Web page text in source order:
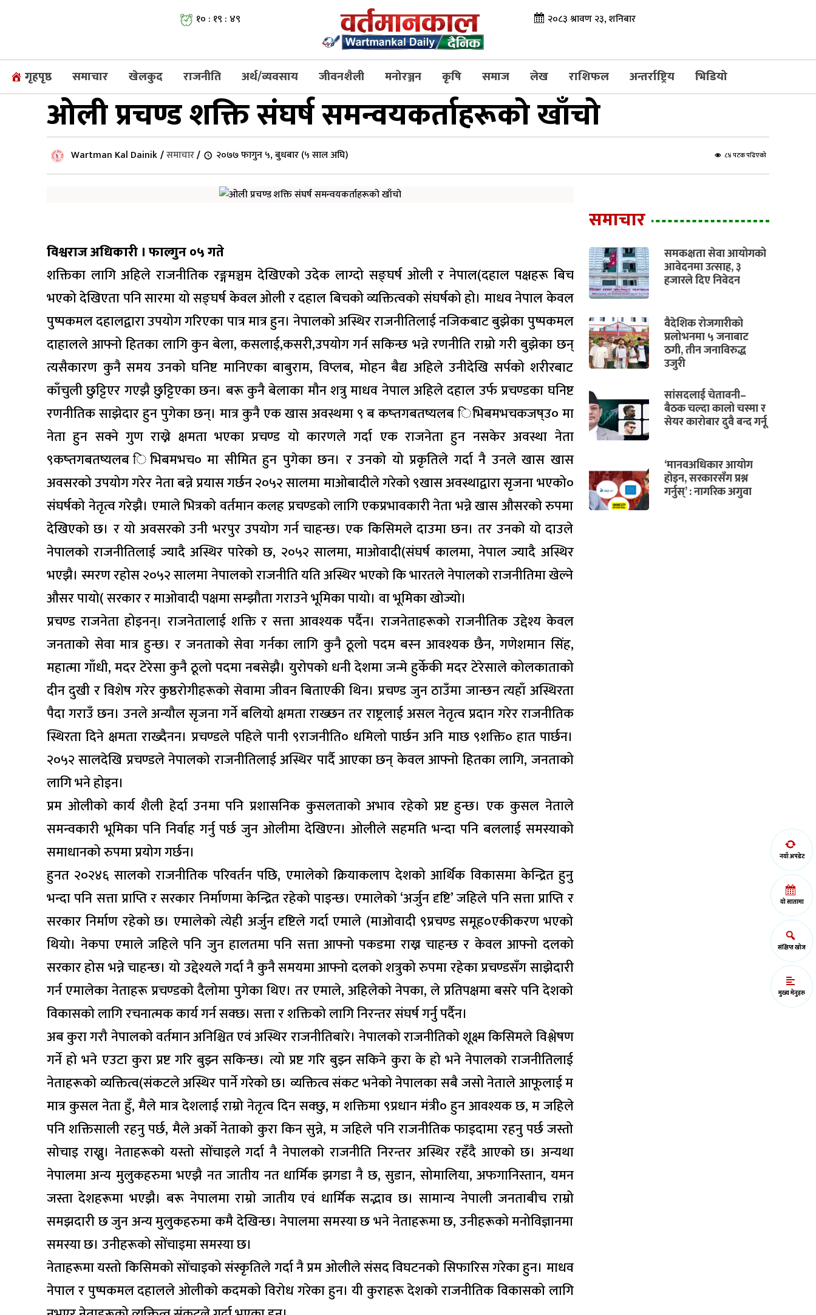
नयाँ अपडेट
यो सातामा
संक्षिप्त खोज
मुख्य मेनुहरु
१० : १९ : ५० २०८३ श्रावण २३, शनिबार
गृहपृष्ठ समाचार खेलकुद राजनीति अर्थ/व्यवसाय जीवनशैली मनोरञ्जन कृषि समाज लेख राशिफल अन्तर्राष्ट्रिय भिडियो
ओली प्रचण्ड शक्ति संघर्ष समन्वयकर्ताहरूको खाँचो
Wartman Kal Dainik/समाचार/ २०७७ फागुन ५, बुधबार (५ साल अघि) ८४ पटक पढिएको
विश्वराज अधिकारी । फाल्गुन ०५ गते
शक्तिका लागि अहिले राजनीतिक रङ्गमञ्चम देखिएको उदेक लाग्दो सङ्घर्ष ओली र नेपाल(दहाल पक्षहरू बिच
भएको देखिएता पनि सारमा यो सङ्घर्ष केवल ओली र दहाल बिचको व्यक्तित्वको संघर्षको हो। माधव नेपाल केवल
पुष्पकमल दहालद्वारा उपयोग गरिएका पात्र मात्र हुन। नेपालको अस्थिर राजनीतिलाई नजिकबाट बुझेका पुष्पकमल
दाहालले आफ्नो हितका लागि कुन बेला, कसलाई,कसरी,उपयोग गर्न सकिन्छ भन्ने रणनीति राम्रो गरी बुझेका छन्
त्यसैकारण कुनै समय उनको घनिष्ट मानिएका बाबुराम, विप्लब, मोहन बैद्य अहिले उनीदेखि सर्पको शरीरबाट
काँचुली छुट्टिएर गएझै छुट्टिएका छन। बरू कुनै बेलाका मौन शत्रु माधव नेपाल अहिले दहाल उर्फ प्रचण्डका घनिष्ट
रणनीतिक साझेदार हुन पुगेका छन्। मात्र कुनै एक खास अवस्थमा ९ ब कष्तगबतष्यलब िभिबमभचकजष्उ० मा
नेता हुन सक्ने गुण राख्ने क्षमता भएका प्रचण्ड यो कारणले गर्दा एक राजनेता हुन नसकेर अवस्था नेता
९कष्तगबतष्यलब िभिबमभच० मा सीमित हुन पुगेका छन। र उनको यो प्रकृतिले गर्दा नै उनले खास खास
अवसरको उपयोग गरेर नेता बन्ने प्रयास गर्छन २०५२ सालमा माओबादीले गरेको ९खास अवस्थाद्वारा सृजना भएको०
संघर्षको नेतृत्व गरेझै। एमाले भित्रको वर्तमान कलह प्रचण्डको लागि एकप्रभावकारी नेता भन्ने खास औसरको रुपमा
देखिएको छ। र यो अवसरको उनी भरपुर उपयोग गर्न चाहन्छ। एक किसिमले दाउमा छन। तर उनको यो दाउले
नेपालको राजनीतिलाई ज्यादै अस्थिर पारेको छ, २०५२ सालमा, माओवादी(संघर्ष कालमा, नेपाल ज्यादै अस्थिर
भएझै। स्मरण रहोस २०५२ सालमा नेपालको राजनीति यति अस्थिर भएको कि भारतले नेपालको राजनीतिमा खेल्ने
औसर पायो( सरकार र माओवादी पक्षमा सम्झौता गराउने भूमिका पायो। वा भूमिका खोज्यो।
प्रचण्ड राजनेता होइनन्। राजनेतालाई शक्ति र सत्ता आवश्यक पर्दैन। राजनेताहरूको राजनीतिक उद्देश्य केवल
जनताको सेवा मात्र हुन्छ। र जनताको सेवा गर्नका लागि कुनै ठूलो पदम बस्न आवश्यक छैन, गणेशमान सिंह,
महात्मा गाँधी, मदर टेरेसा कुनै ठूलो पदमा नबसेझै। युरोपको धनी देशमा जन्मे हुर्केकी मदर टेरेसाले कोलकाताको
दीन दुखी र विशेष गरेर कुष्ठरोगीहरूको सेवामा जीवन बिताएकी थिन। प्रचण्ड जुन ठाउँमा जान्छन त्यहाँ अस्थिरता
पैदा गराउँ छन। उनले अन्यौल सृजना गर्ने बलियो क्षमता राख्छन तर राष्ट्रलाई असल नेतृत्व प्रदान गरेर राजनीतिक
स्थिरता दिने क्षमता राख्दैनन। प्रचण्डले पहिले पानी ९राजनीति० धमिलो पार्छन अनि माछ ९शक्ति० हात पार्छन।
२०५२ सालदेखि प्रचण्डले नेपालको राजनीतिलाई अस्थिर पार्दै आएका छन् केवल आफ्नो हितका लागि, जनताको
लागि भने होइन।
प्रम ओलीको कार्य शैली हेर्दा उनमा पनि प्रशासनिक कुसलताको अभाव रहेको प्रष्ट हुन्छ। एक कुसल नेताले
समन्वकारी भूमिका पनि निर्वाह गर्नु पर्छ जुन ओलीमा देखिएन। ओलीले सहमति भन्दा पनि बललाई समस्याको
समाधानको रुपमा प्रयोग गर्छन।
हुनत २०२४६ सालको राजनीतिक परिवर्तन पछि, एमालेको क्रियाकलाप देशको आर्थिक विकासमा केन्द्रित हुनु
भन्दा पनि सत्ता प्राप्ति र सरकार निर्माणमा केन्द्रित रहेको पाइन्छ। एमालेको ‘अर्जुन दृष्टि’ जहिले पनि सत्ता प्राप्ति र
सरकार निर्माण रहेको छ। एमालेको त्येही अर्जुन दृष्टिले गर्दा एमाले (माओवादी ९प्रचण्ड समूह०एकीकरण भएको
थियो। नेकपा एमाले जहिले पनि जुन हालतमा पनि सत्ता आफ्नो पकडमा राख्न चाहन्छ र केवल आफ्नो दलको
सरकार होस भन्ने चाहन्छ। यो उद्देश्यले गर्दा नै कुनै समयमा आफ्नो दलको शत्रुको रुपमा रहेका प्रचण्डसँग साझेदारी
गर्न एमालेका नेताहरू प्रचण्डको दैलोमा पुगेका थिए। तर एमाले, अहिलेको नेपका, ले प्रतिपक्षमा बसरे पनि देशको
विकासको लागि रचनात्मक कार्य गर्न सक्छ। सत्ता र शक्तिको लागि निरन्तर संघर्ष गर्नु पर्दैन।
अब कुरा गरौ नेपालको वर्तमान अनिश्चित एवं अस्थिर राजनीतिबारे। नेपालको राजनीतिको शूक्ष्म किसिमले विश्लेषण
गर्ने हो भने एउटा कुरा प्रष्ट गरि बुझ्न सकिन्छ। त्यो प्रष्ट गरि बुझ्न सकिने कुरा के हो भने नेपालको राजनीतिलाई
नेताहरूको व्यक्तित्व(संकटले अस्थिर पार्ने गरेको छ। व्यक्तित्व संकट भनेको नेपालका सबै जसो नेताले आफूलाई म
मात्र कुसल नेता हुँ, मैले मात्र देशलाई राम्रो नेतृत्व दिन सक्छु, म शक्तिमा ९प्रधान मंत्री० हुन आवश्यक छ, म जहिले
पनि शक्तिसाली रहनु पर्छ, मैले अर्को नेताको कुरा किन सुन्ने, म जहिले पनि राजनीतिक फाइदामा रहनु पर्छ जस्तो
सोचाइ राख्नु। नेताहरूको यस्तो सोंचाइले गर्दा नै नेपालको राजनीति निरन्तर अस्थिर रहँदै आएको छ। अन्यथा
नेपालमा अन्य मुलुकहरुमा भएझै नत जातीय नत धार्मिक झगडा नै छ, सुडान, सोमालिया, अफगानिस्तान, यमन
जस्ता देशहरूमा भएझै। बरू नेपालमा राम्रो जातीय एवं धार्मिक सद्भाव छ। सामान्य नेपाली जनताबीच राम्रो
समझदारी छ जुन अन्य मुलुकहरुमा कमै देखिन्छ। नेपालमा समस्या छ भने नेताहरूमा छ, उनीहरूको मनोविज्ञानमा
समस्या छ। उनीहरूको सोंचाइमा समस्या छ।
नेताहरूमा यस्तो किसिमको सोंचाइको संस्कृतिले गर्दा नै प्रम ओलीले संसद विघटनको सिफारिस गरेका हुन। माधव
नेपाल र पुष्पकमल दहालले ओलीको कदमको विरोध गरेका हुन। यी कुराहरू देशको राजनीतिक विकासको लागि
समाचार
समकक्षता सेवा आयोगको
आवेदनमा उत्साह, ३
हजारले दिए निवेदन
वैदेशिक रोजगारीको
प्रलोभनमा ५ जनाबाट
ठगी, तीन जनाविरुद्ध
उजुरी
सांसदलाई चेतावनी–
बैठक चल्दा कालो चस्मा र
सेयर कारोबार दुवै बन्द गर्नू
‘मानवअधिकार आयोग
होइन, सरकारसँग प्रश्न
गर्नुस्’ : नागरिक अगुवा